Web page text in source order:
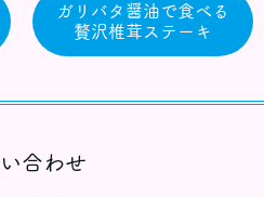
ガリバタ醤油で食べる
贅沢椎茸ステーキ
合わせ